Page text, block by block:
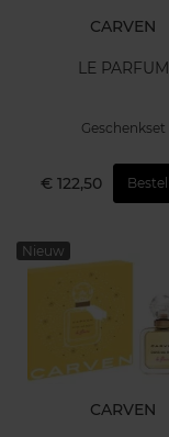
CARVEN
LE PARFUM
Geschenkset
€ 122,50
Nieuw
CARVEN